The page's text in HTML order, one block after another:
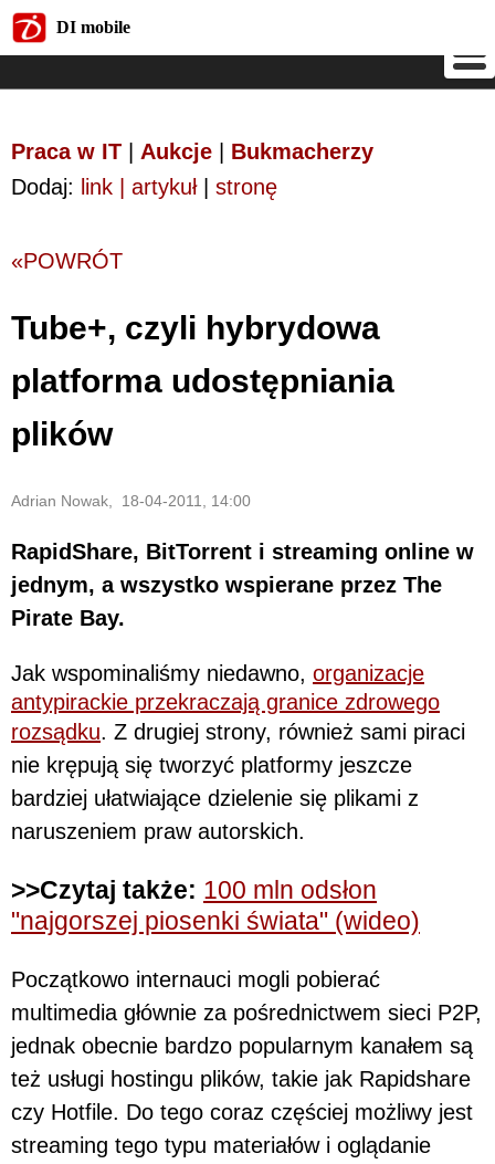
DI mobile
Praca w IT Aukcje
Bukmacherzy
Dodaj: link | artykuł| stronę
«POWRÓT
Tube+, czyli hybrydowa
platforma udostępniania
plików
Adrian Nowak, 18-04-2011, 14:00
RapidShare, BitTorrent i streaming online w
jednym, a wszystko wspierane przez The
Pirate Bay.
Jak wspominaliśmy niedawno, organizacje
antypirackie przekraczają granice zdrowego
rozsądku. Z drugiej strony, również sami piraci
nie krępują się tworzyć platformy jeszcze
bardziej ułatwiające dzielenie się plikami z
naruszeniem praw autorskich.
>>Czytaj także: 100 mln odsłon
"najgorszej piosenki świata" (wideo)
Początkowo internauci mogli pobierać
multimedia głównie za pośrednictwem sieci P2P,
jednak obecnie bardzo popularnym kanałem są
też usługi hostingu plików, takie jak Rapidshare
czy Hotfile. Do tego coraz częściej możliwy jest
streaming tego typu materiałów i oglądanie
DI mobile